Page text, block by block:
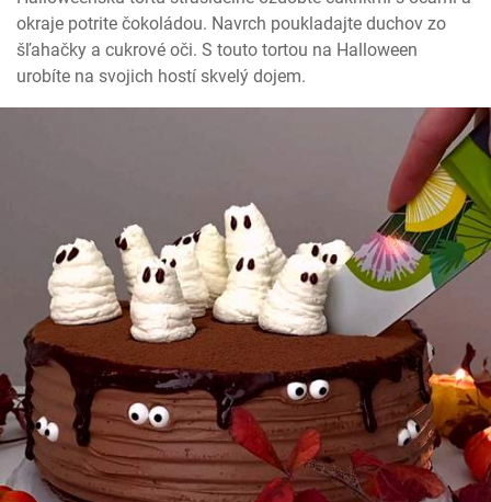
okraje potrite čokoládou. Navrch poukladajte duchov zo
šľahačky a cukrové oči. S touto tortou na Halloween
urobíte na svojich hostí skvelý dojem.